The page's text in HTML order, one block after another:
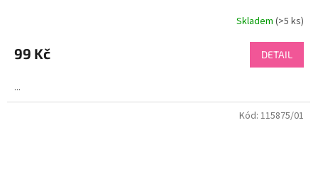
Skladem (>5 ks)
99 Kč DETAIL
...
Kód: 115875/01